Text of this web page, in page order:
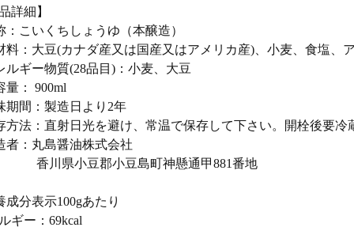
詳細】
：こいくちしょうゆ（本醸造）
料：大豆(カナダ産又は国産又はアメリカ産)、小麦、食塩、
ルギー物質(28品目)：小麦、大豆
量： 900ml
期間：製造日より2年
方法：直射日光を避け、常温で保存して下さい。開栓後要冷
者：丸島醤油株式会社
県小豆郡小豆島町神懸通甲881番地
成分表示100gあたり
ギー：69kcal